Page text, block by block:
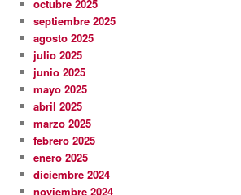
octubre 2025
septiembre 2025
agosto 2025
julio 2025
junio 2025
mayo 2025
abril 2025
marzo 2025
febrero 2025
enero 2025
diciembre 2024
noviembre 2024